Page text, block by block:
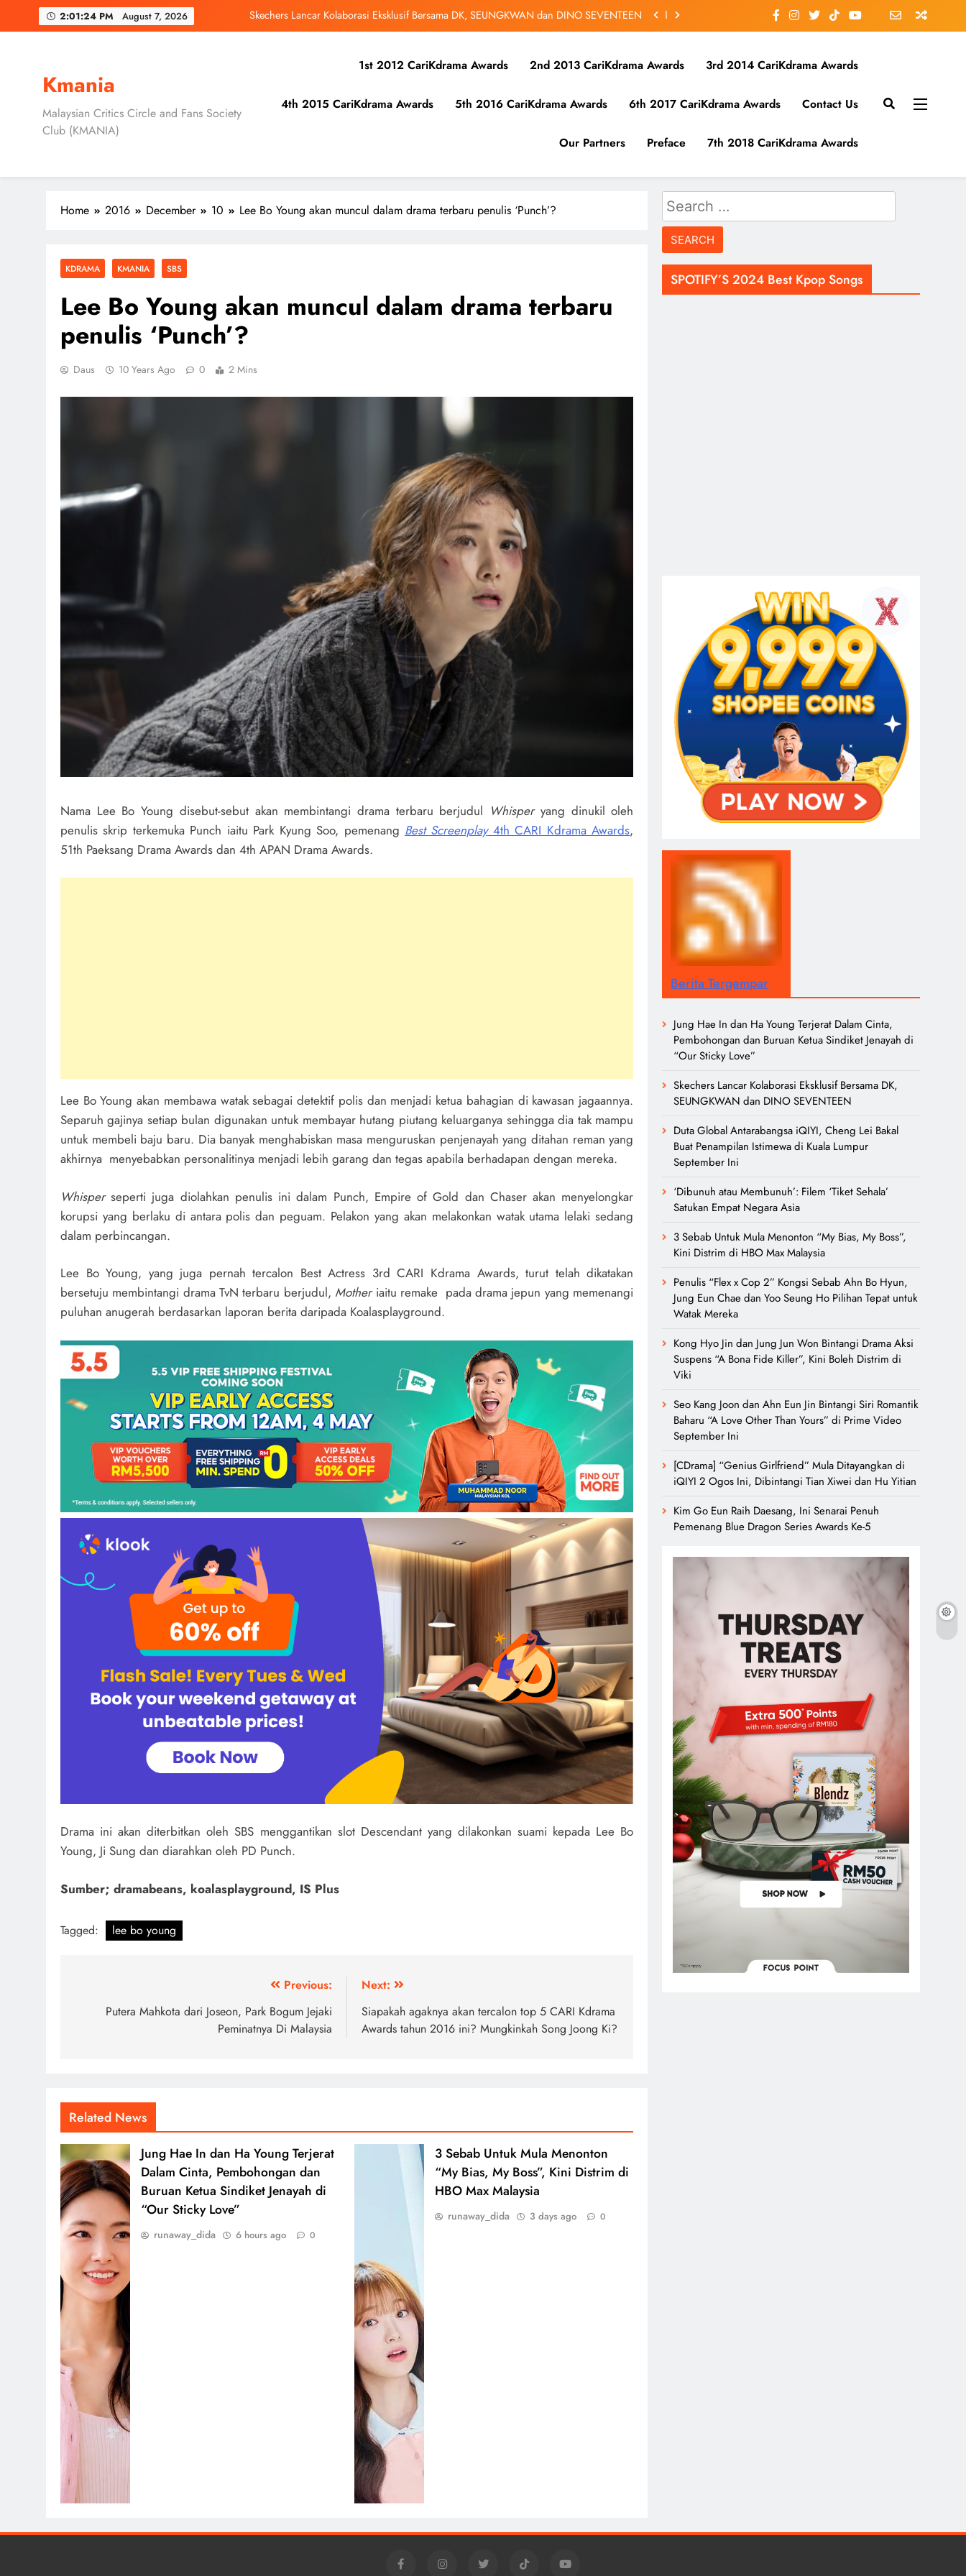
2:01:26 PM August 7, 2026 Duta Global Antarabangsa iQIYI, Cheng Lei Bakal Buat Penampilan Istimewa di Kuala Lumpur
Skechers Lancar Kolaborasi Eksklusif Bersama DK, SEUNGKWAN dan DINO SEVENTEEN
Duta Global Antarabangsa iQIYI, Cheng Lei Bakal Buat Penampilan Istimewa di Kuala Lumpur
September Ini
Kmania
Malaysian Critics Circle and Fans Society
Club (KMANIA)
1st 2012 CariKdrama Awards 2nd 2013 CariKdrama Awards 3rd 2014 CariKdrama Awards
4th 2015 CariKdrama Awards 5th 2016 CariKdrama Awards 6th 2017 CariKdrama Awards Contact Us
Our Partners Preface 7th 2018 CariKdrama Awards
Home 2016 December 10 Lee Bo Young akan muncul dalam drama terbaru penulis ‘Punch’?
KDRAMA KMANIA SBS
Lee Bo Young akan muncul dalam drama terbaru
penulis ‘Punch’?
Daus 10 Years Ago 0 2 Mins
Nama Lee Bo Young disebut-sebut akan membintangi drama terbaru berjudul Whisperyang dinukil oleh
penulis skrip terkemuka Punch iaitu Park Kyung Soo, pemenang Best Screenplay4th CARI Kdrama Awards,
51th Paeksang Drama Awards dan 4th APAN Drama Awards.
Lee Bo Young akan membawa watak sebagai detektif polis dan menjadi ketua bahagian di kawasan jagaannya.
Separuh gajinya setiap bulan digunakan untuk membayar hutang piutang keluarganya sehingga dia tak mampu
untuk membeli baju baru. Dia banyak menghabiskan masa menguruskan penjenayah yang ditahan reman yang
akhirnya menyebabkan personalitinya menjadi lebih garang dan tegas apabila berhadapan dengan mereka.
Whisperseperti juga diolahkan penulis ini dalam Punch, Empire of Gold dan Chaser akan menyelongkar
korupsi yang berlaku di antara polis dan peguam. Pelakon yang akan melakonkan watak utama lelaki sedang
dalam perbincangan.
Lee Bo Young, yang juga pernah tercalon Best Actress 3rd CARI Kdrama Awards, turut telah dikatakan
bersetuju membintangi drama TvN terbaru berjudul,Motheriaitu remake pada drama jepun yang memenangi
puluhan anugerah berdasarkan laporan berita daripada Koalasplayground.
Drama ini akan diterbitkan oleh SBS menggantikan slot Descendant yang dilakonkan suami kepada Lee Bo
Young, Ji Sung dan diarahkan oleh PD Punch.
Sumber; dramabeans, koalasplayground, IS Plus
Tagged: lee bo young
navigation
Previous:
Putera Mahkota dari Joseon, Park Bogum Jejaki
Peminatnya Di Malaysia
Next:
Siapakah agaknya akan tercalon top 5 CARI Kdrama
Awards tahun 2016 ini? Mungkinkah Song Joong Ki?
Related News
Jung Hae In dan Ha Young Terjerat
Dalam Cinta, Pembohongan dan
Buruan Ketua Sindiket Jenayah di
“Our Sticky Love”
runaway_dida 6 hours ago 0
3 Sebab Untuk Mula Menonton
“My Bias, My Boss”, Kini Distrim di
HBO Max Malaysia
runaway_dida 3 days ago 0
Search
for:
SPOTIFY’S 2024 Best Kpop Songs
Berita Tergempar
Jung Hae In dan Ha Young Terjerat Dalam Cinta,
Pembohongan dan Buruan Ketua Sindiket Jenayah di
“Our Sticky Love”
Skechers Lancar Kolaborasi Eksklusif Bersama DK,
SEUNGKWAN dan DINO SEVENTEEN
Duta Global Antarabangsa iQIYI, Cheng Lei Bakal
Buat Penampilan Istimewa di Kuala Lumpur
September Ini
‘Dibunuh atau Membunuh’: Filem ‘Tiket Sehala’
Satukan Empat Negara Asia
3 Sebab Untuk Mula Menonton “My Bias, My Boss”,
Kini Distrim di HBO Max Malaysia
Penulis “Flex x Cop 2” Kongsi Sebab Ahn Bo Hyun,
Jung Eun Chae dan Yoo Seung Ho Pilihan Tepat untuk
Watak Mereka
Kong Hyo Jin dan Jung Jun Won Bintangi Drama Aksi
Suspens “A Bona Fide Killer”, Kini Boleh Distrim di
Viki
Seo Kang Joon dan Ahn Eun Jin Bintangi Siri Romantik
Baharu “A Love Other Than Yours” di Prime Video
September Ini
[CDrama] “Genius Girlfriend” Mula Ditayangkan di
iQIYI 2 Ogos Ini, Dibintangi Tian Xiwei dan Hu Yitian
Kim Go Eun Raih Daesang, Ini Senarai Penuh
Pemenang Blue Dragon Series Awards Ke-5